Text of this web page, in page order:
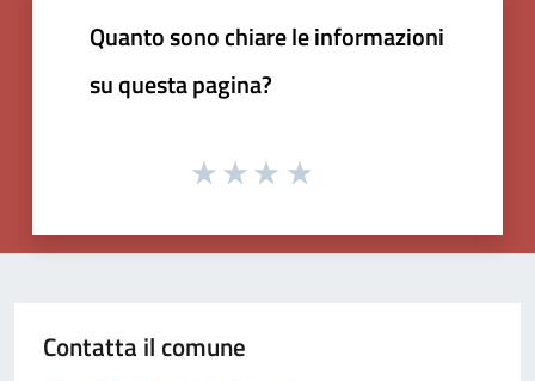
Quanto sono chiare le informazioni
su questa pagina?
Contatta il comune